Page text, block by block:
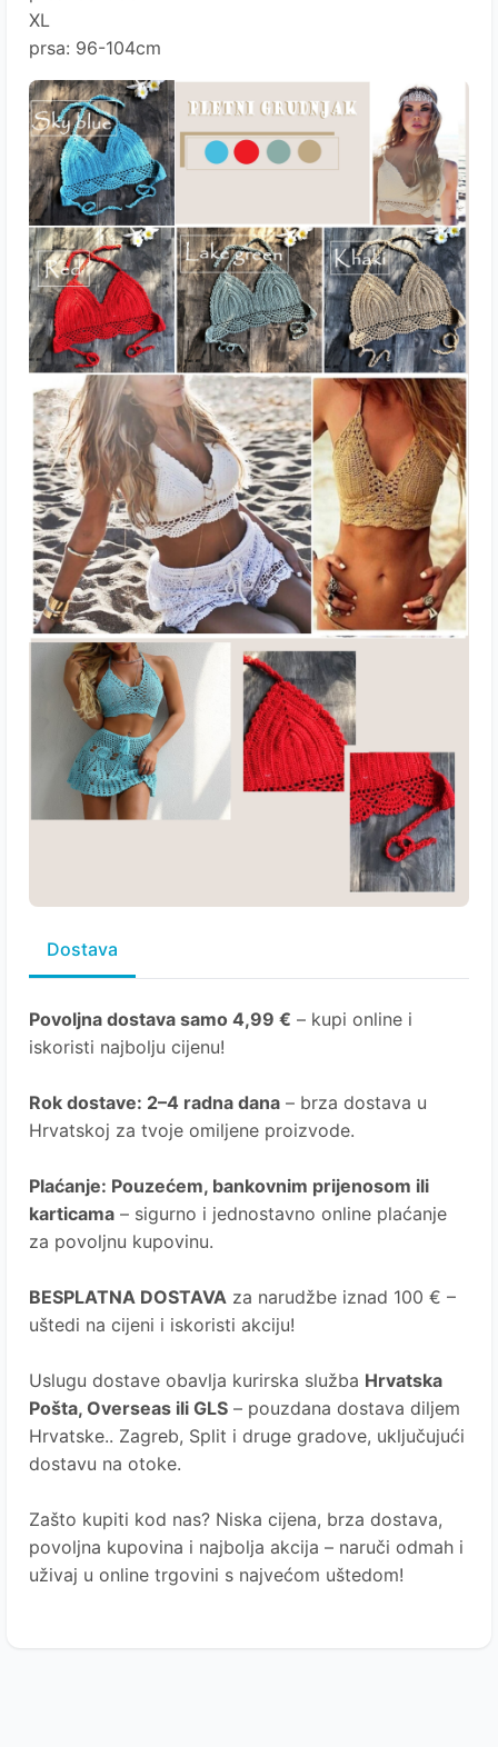
XL
prsa: 96-104cm
Dostava
Povoljna dostava samo 4,99 € – kupi online i
iskoristi najbolju cijenu!
Rok dostave: 2–4 radna dana – brza dostava u
Hrvatskoj za tvoje omiljene proizvode.
Plaćanje: Pouzećem, bankovnim prijenosom ili
karticama – sigurno i jednostavno online plaćanje
za povoljnu kupovinu.
BESPLATNA DOSTAVA za narudžbe iznad 100 € –
uštedi na cijeni i iskoristi akciju!
Uslugu dostave obavlja kurirska služba Hrvatska
Pošta, Overseas ili GLS – pouzdana dostava diljem
Hrvatske.. Zagreb, Split i druge gradove, uključujući
dostavu na otoke.
Zašto kupiti kod nas? Niska cijena, brza dostava,
povoljna kupovina i najbolja akcija – naruči odmah i
uživaj u online trgovini s najvećom uštedom!